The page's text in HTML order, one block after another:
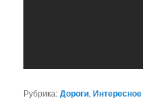
Рубрика:Дороги,Интересное